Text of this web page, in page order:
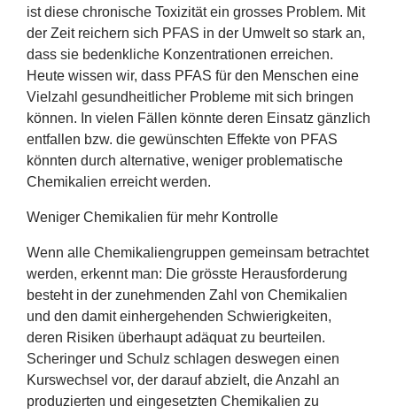
ist diese chronische Toxizität ein grosses Problem. Mit
der Zeit reichern sich PFAS in der Umwelt so stark an,
dass sie bedenkliche Konzentrationen erreichen.
Heute wissen wir, dass PFAS für den Menschen eine
Vielzahl gesundheitlicher Probleme mit sich bringen
können. In vielen Fällen könnte deren Einsatz gänzlich
entfallen bzw. die gewünschten Effekte von PFAS
könnten durch alternative, weniger problematische
Chemikalien erreicht werden.
Weniger Chemikalien für mehr Kontrolle
Wenn alle Chemikaliengruppen gemeinsam betrachtet
werden, erkennt man: Die grösste Herausforderung
besteht in der zunehmenden Zahl von Chemikalien
und den damit einhergehenden Schwierigkeiten,
deren Risiken überhaupt adäquat zu beurteilen.
Scheringer und Schulz schlagen deswegen einen
Kurswechsel vor, der darauf abzielt, die Anzahl an
produzierten und eingesetzten Chemikalien zu